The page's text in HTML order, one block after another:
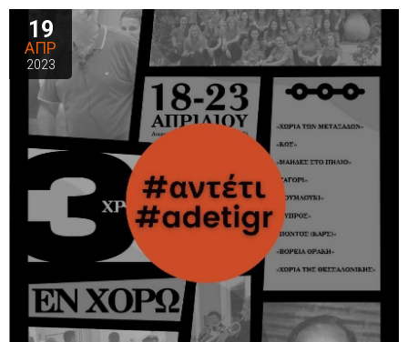
19
ΑΠΡ
2023